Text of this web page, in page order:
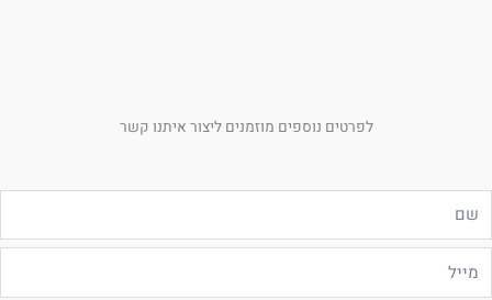
לפרטים נוספים מוזמנים ליצור איתנו קשר